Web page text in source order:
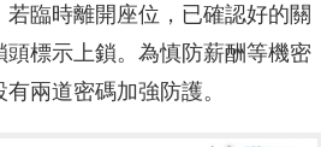
臨時離開座位，已確認好的關
標示上鎖。為慎防薪酬等機密
兩道密碼加強防護。